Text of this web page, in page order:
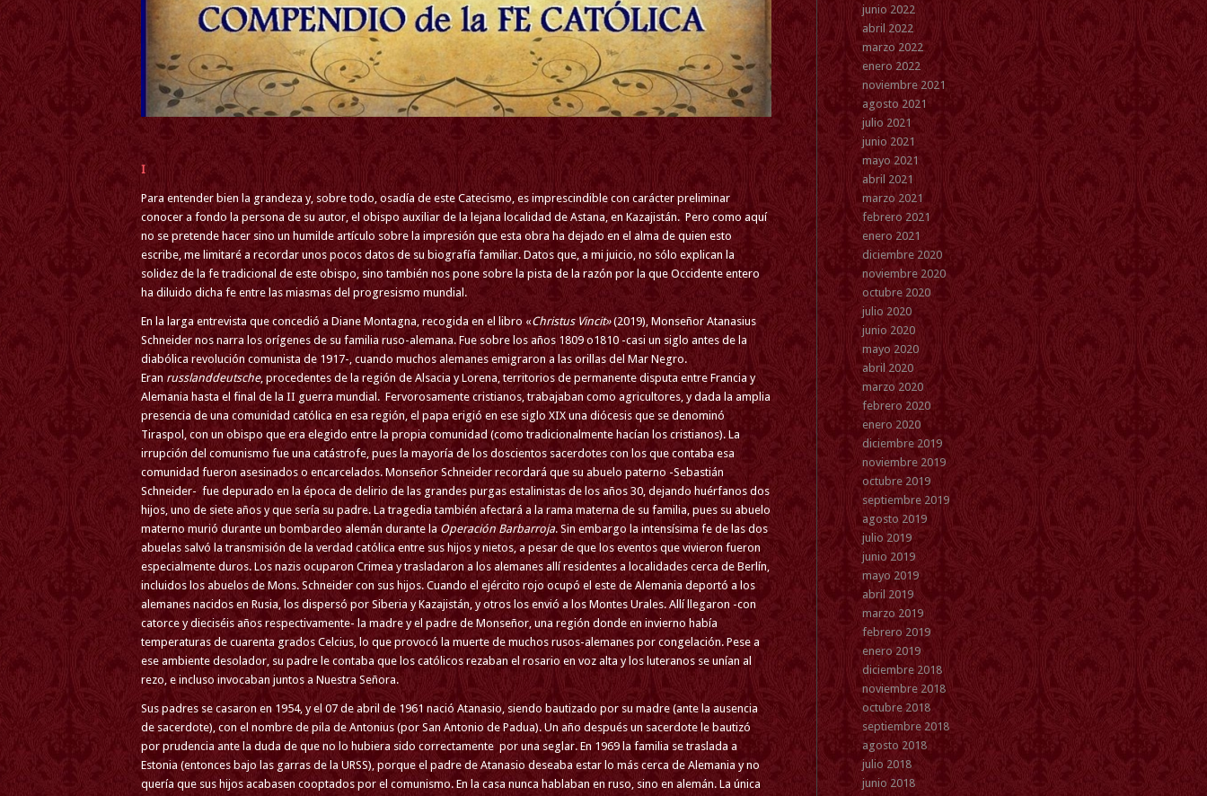
I
Para entender bien la grandeza y, sobre todo, osadía de este Catecismo, es imprescindible con carácter preliminar
conocer a fondo la persona de su autor, el obispo auxiliar de la lejana localidad de Astana, en Kazajistán. Pero como aquí
no se pretende hacer sino un humilde artículo sobre la impresión que esta obra ha dejado en el alma de quien esto
escribe, me limitaré a recordar unos pocos datos de su biografía familiar. Datos que, a mi juicio, no sólo explican la
solidez de la fe tradicional de este obispo, sino también nos pone sobre la pista de la razón por la que Occidente entero
ha diluido dicha fe entre las miasmas del progresismo mundial.
En la larga entrevista que concedió a Diane Montagna, recogida en el libro «Christus Vincit»(2019), Monseñor Atanasius
Schneider nos narra los orígenes de su familia ruso-alemana. Fue sobre los años 1809 o1810 -casi un siglo antes de la
diabólica revolución comunista de 1917-, cuando muchos alemanes emigraron a las orillas del Mar Negro.
Eran russlanddeutsche, procedentes de la región de Alsacia y Lorena, territorios de permanente disputa entre Francia y
Alemania hasta el final de la II guerra mundial. Fervorosamente cristianos, trabajaban como agricultores, y dada la amplia
presencia de una comunidad católica en esa región, el papa erigió en ese siglo XIX una diócesis que se denominó
Tiraspol, con un obispo que era elegido entre la propia comunidad (como tradicionalmente hacían los cristianos). La
irrupción del comunismo fue una catástrofe, pues la mayoría de los doscientos sacerdotes con los que contaba esa
comunidad fueron asesinados o encarcelados. Monseñor Schneider recordará que su abuelo paterno -Sebastián
Schneider- fue depurado en la época de delirio de las grandes purgas estalinistas de los años 30, dejando huérfanos dos
hijos, uno de siete años y que sería su padre. La tragedia también afectará a la rama materna de su familia, pues su abuelo
materno murió durante un bombardeo alemán durante la Operación Barbarroja. Sin embargo la intensísima fe de las dos
abuelas salvó la transmisión de la verdad católica entre sus hijos y nietos, a pesar de que los eventos que vivieron fueron
especialmente duros. Los nazis ocuparon Crimea y trasladaron a los alemanes allí residentes a localidades cerca de Berlín,
incluidos los abuelos de Mons. Schneider con sus hijos. Cuando el ejército rojo ocupó el este de Alemania deportó a los
alemanes nacidos en Rusia, los dispersó por Siberia y Kazajistán, y otros los envió a los Montes Urales. Allí llegaron -con
catorce y dieciséis años respectivamente- la madre y el padre de Monseñor, una región donde en invierno había
temperaturas de cuarenta grados Celcius, lo que provocó la muerte de muchos rusos-alemanes por congelación. Pese a
ese ambiente desolador, su padre le contaba que los católicos rezaban el rosario en voz alta y los luteranos se unían al
rezo, e incluso invocaban juntos a Nuestra Señora.
Sus padres se casaron en 1954, y el 07 de abril de 1961 nació Atanasio, siendo bautizado por su madre (ante la ausencia
de sacerdote), con el nombre de pila de Antonius (por San Antonio de Padua). Un año después un sacerdote le bautizó
por prudencia ante la duda de que no lo hubiera sido correctamente por una seglar. En 1969 la familia se traslada a
Estonia (entonces bajo las garras de la URSS), porque el padre de Atanasio deseaba estar lo más cerca de Alemania y no
quería que sus hijos acabasen cooptados por el comunismo. En la casa nunca hablaban en ruso, sino en alemán. La única
junio 2022
abril 2022
marzo 2022
enero 2022
noviembre 2021
agosto 2021
julio 2021
junio 2021
mayo 2021
abril 2021
marzo 2021
febrero 2021
enero 2021
diciembre 2020
noviembre 2020
octubre 2020
julio 2020
junio 2020
mayo 2020
abril 2020
marzo 2020
febrero 2020
enero 2020
diciembre 2019
noviembre 2019
octubre 2019
septiembre 2019
agosto 2019
julio 2019
junio 2019
mayo 2019
abril 2019
marzo 2019
febrero 2019
enero 2019
diciembre 2018
noviembre 2018
octubre 2018
septiembre 2018
agosto 2018
julio 2018
junio 2018